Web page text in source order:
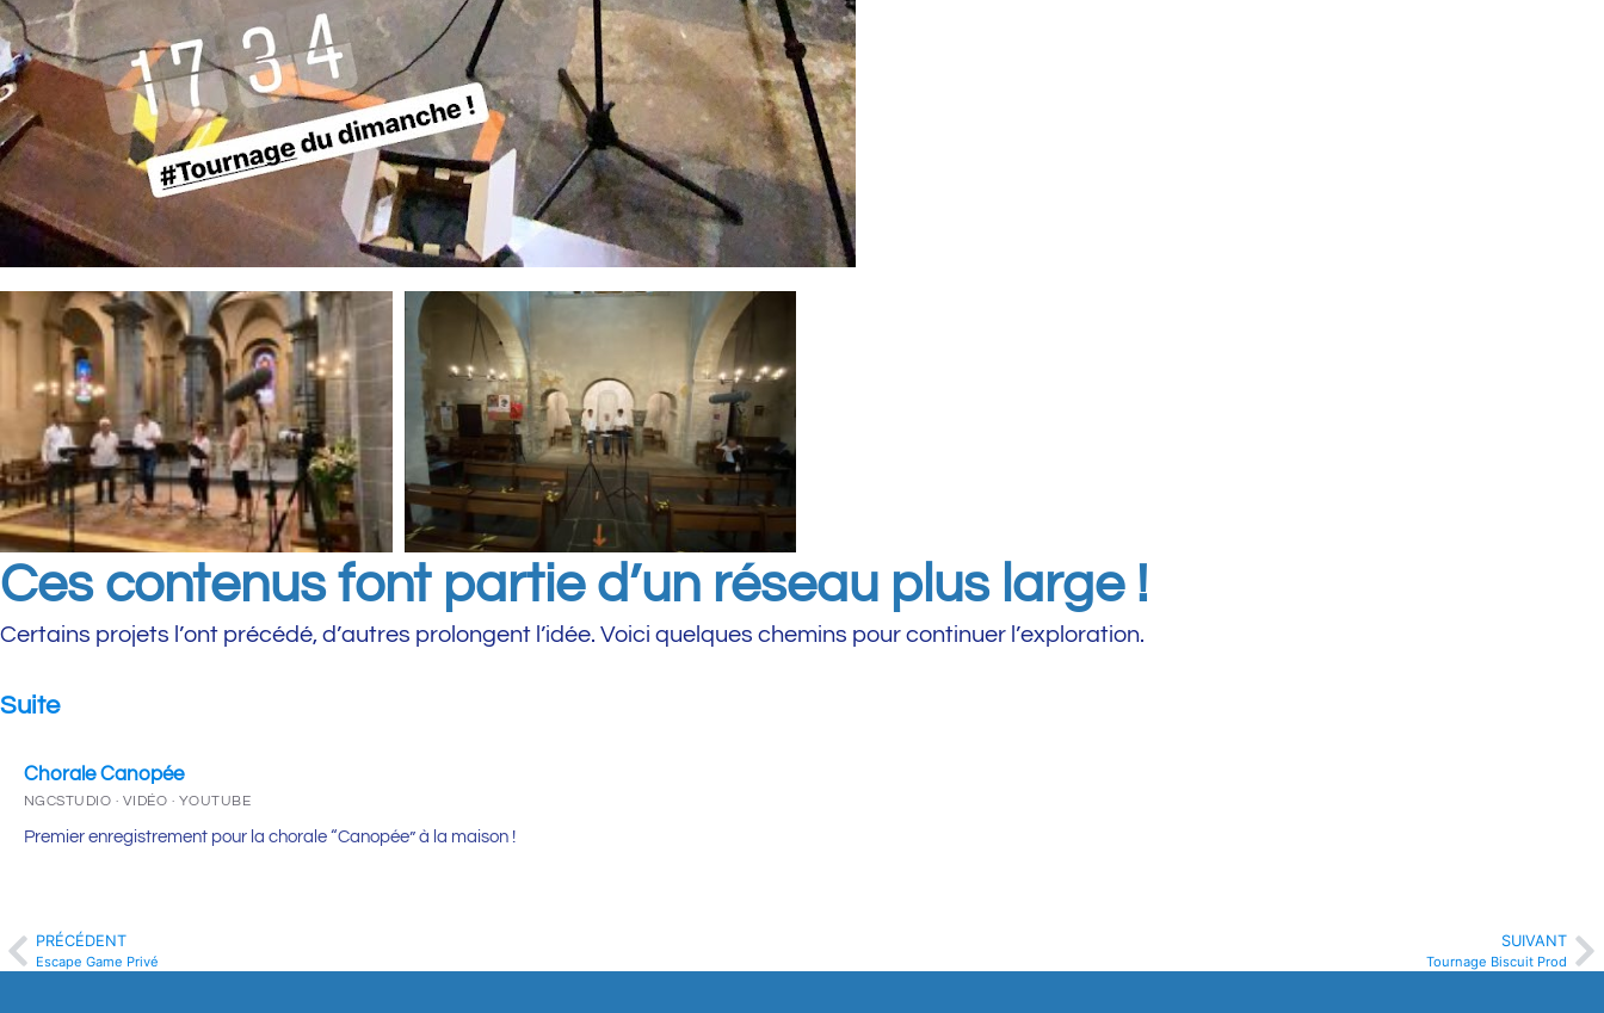
Ces contenus font partie d’un réseau plus large !
Certains projets l’ont précédé, d’autres prolongent l’idée. Voici quelques chemins pour continuer l’exploration.
Suite
Chorale Canopée
NGCSTUDIO · VIDÉO · YOUTUBE
Premier enregistrement pour la chorale “Canopée” à la maison !
PRÉCÉDENT
Escape Game Privé
SUIVANT
Tournage Biscuit Prod